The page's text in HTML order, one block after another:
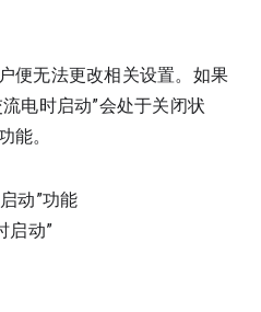
便无法更改相关设置。如果
电时启动”会处于关闭状
能。
动”功能
启动”